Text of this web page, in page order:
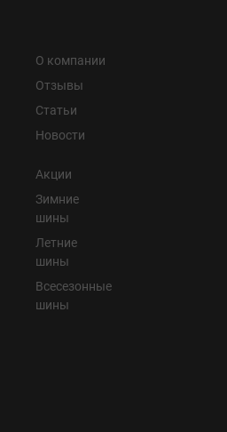
О компании
Отзывы
Статьи
Новости
Акции
Зимние
шины
Летние
шины
Всесезонные
шины